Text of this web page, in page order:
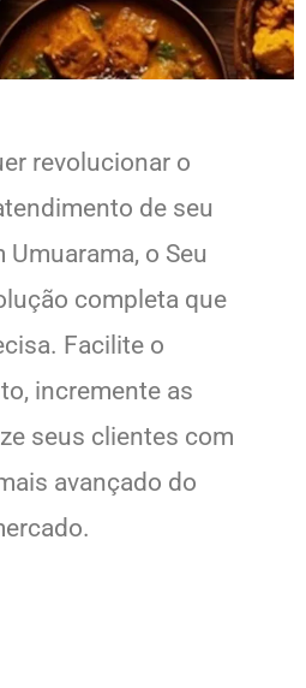
revolucionar o
de seu
Umuarama, o Seu
completa que
Facilite o
incremente as
seus clientes com
avançado do